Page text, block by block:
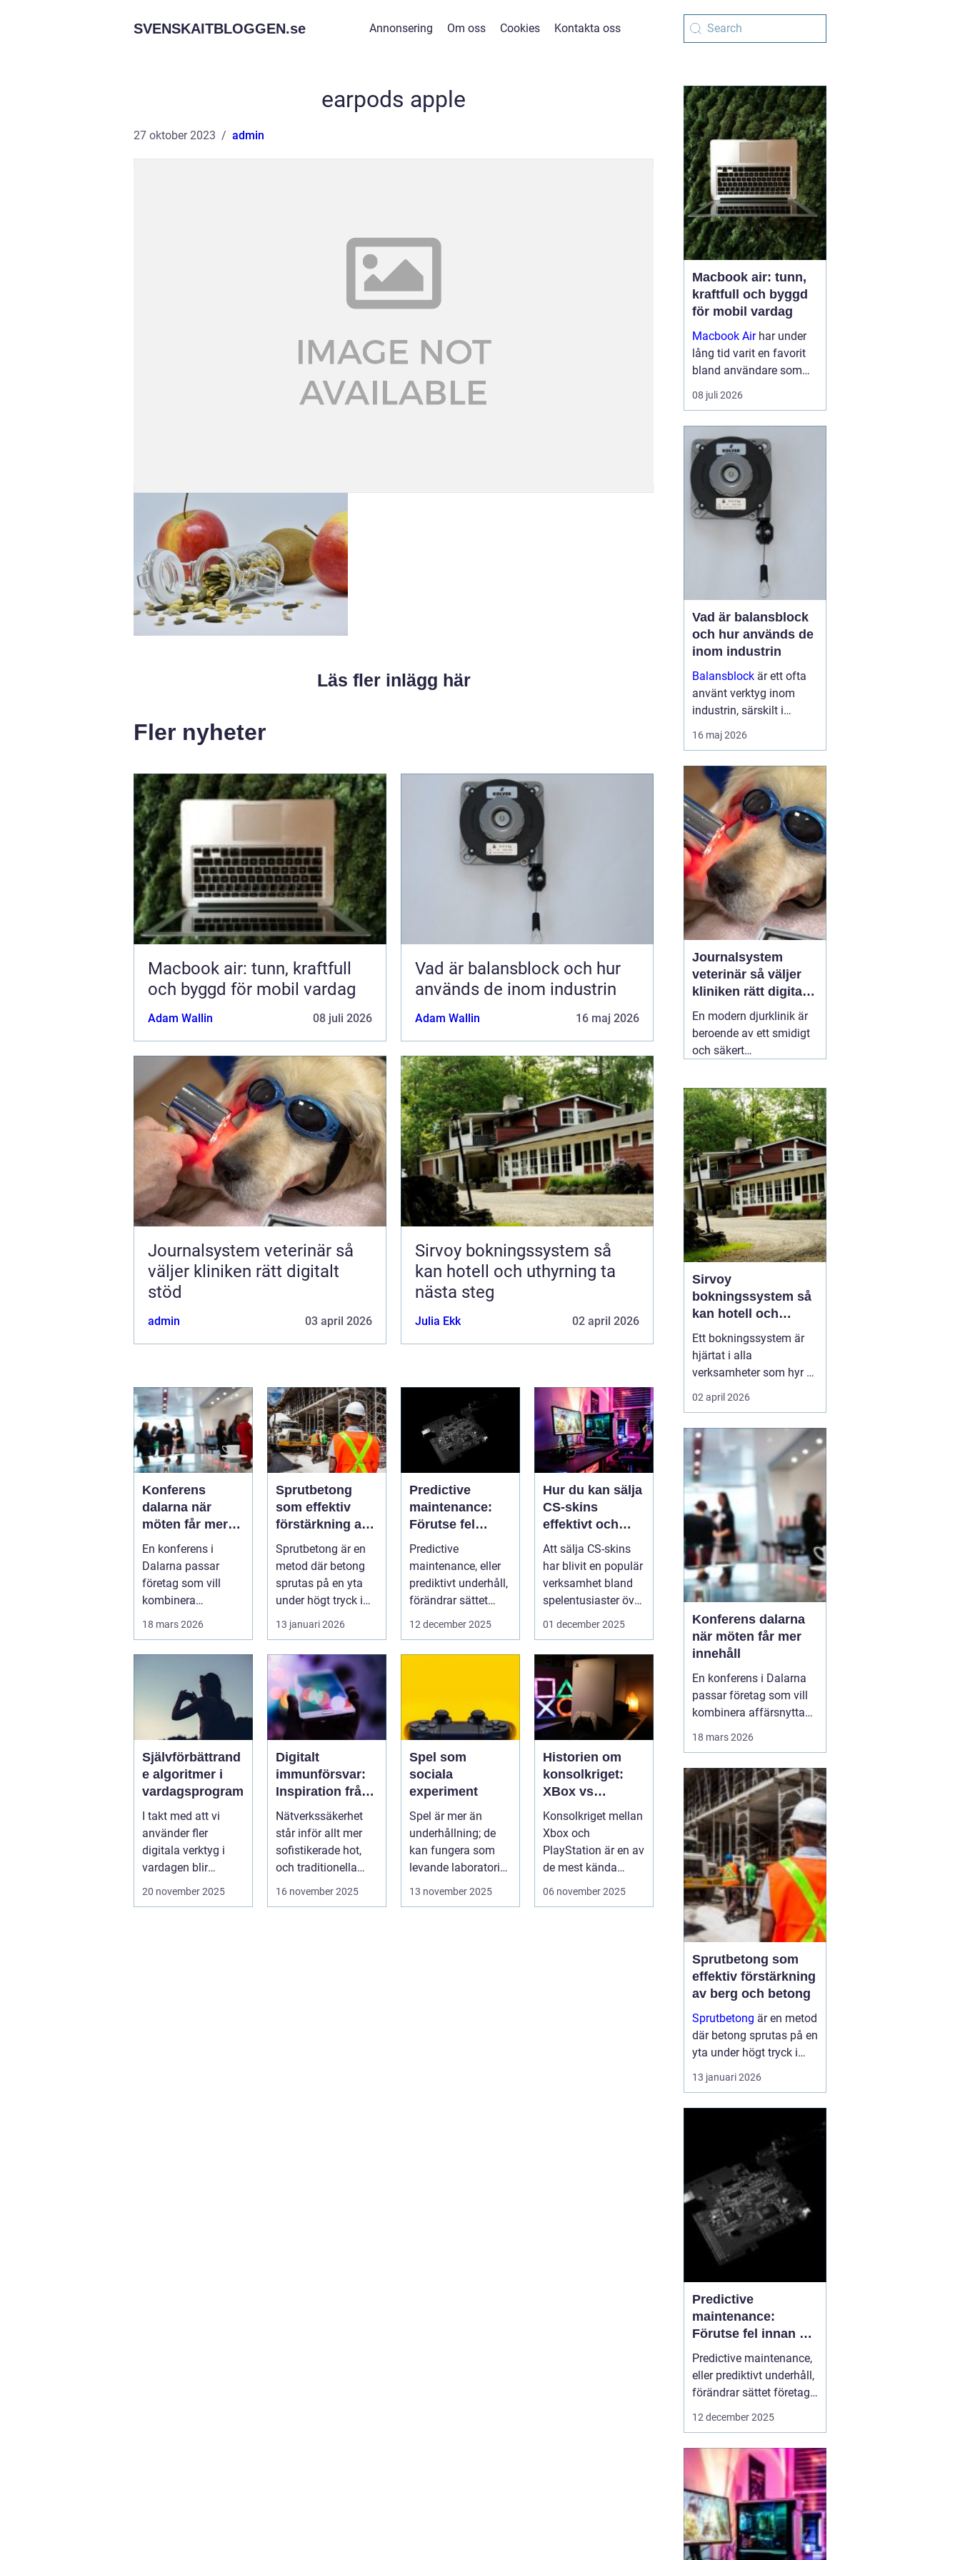
SVENSKAITBLOGGEN.se Annonsering Om oss Cookies Kontakta oss
earpods apple
27 oktober 2023 admin
Läs fler inlägg här
Fler nyheter
Macbook air: tunn, kraftfull
och byggd för mobil vardag
Adam Wallin 08 juli 2026
Vad är balansblock och hur
används de inom industrin
Adam Wallin 16 maj 2026
Journalsystem veterinär så
väljer kliniken rätt digitalt
stöd
admin 03 april 2026
Sirvoy bokningssystem så
kan hotell och uthyrning ta
nästa steg
Julia Ekk 02 april 2026
Konferens
dalarna när
möten får mer
innehåll
En konferens i
Dalarna passar
företag som vill
kombinera
lugn, fokus...
18 mars 2026
Sprutbetong
som effektiv
förstärkning av
berg och betong
Sprutbetong är en
metod där betong
sprutas på en yta
under högt tryck i
stä...
13 januari 2026
Predictive
maintenance:
Förutse fel
innan de
uppstår med
hjälp av
sensorer
Predictive
maintenance, eller
prediktivt underhåll,
förändrar sättet
föret...
12 december 2025
Hur du kan sälja
CS-skins
effektivt och
tryggt
Att sälja CS-skins
har blivit en populär
verksamhet bland
spelentusiaster över
hela v...
01 december 2025
Självförbättrand
e algoritmer i
vardagsprogram
I takt med att vi
använder fler
digitala verktyg i
vardagen blir
mjukvarans
20 november 2025
Digitalt
immunförsvar:
Inspiration från
biologiska
system för att
stärka
nätverkssäkerhe
Nätverkssäkerhet
står inför allt mer
sofistikerade hot,
och traditionella
16 november 2025
Spel som
sociala
experiment
Spel är mer än
underhållning; de
kan fungera som
levande laboratorier
för m&aum...
13 november 2025
Historien om
konsolkriget:
XBox vs
PlayStation
Konsolkriget mellan
Xbox och
PlayStation är en av
de mest kända
rivaliteterna i
06 november 2025
Macbook air: tunn,
kraftfull och byggd
för mobil vardag
Macbook Airhar under
lång tid varit en favorit
bland användare som
vill ha en lätt, smidig och
samtidigt kraftfull dator
kreativitet. Med apples
egna chip har serien
tagit...
08 juli 2026
Vad är balansblock
och hur används de
inom industrin
Balansblock är ett ofta
använt verktyg inom
industrin, särskilt i
verkstads- och
produktionsmiljöer, där
effektivisera
arbetsfl&oum...
16 maj 2026
Journalsystem
veterinär så väljer
kliniken rätt digitalt
stöd
En modern djurklinik är
beroende av ett smidigt
och säkert
fungerande digitalt flöde
blir vardagen snabbt
rörig: dubbelbokningar,
svåröverskådliga
journaler och onödigt
administrativt arbete. Ett
03 april 2026
Sirvoy
bokningssystem så
kan hotell och
uthyrning ta nästa
steg
Ett bokningssystem är
hjärtat i alla
verksamheter som hyr ut
rum, stugor eller andra
objekt. När bokningarna
mejl till webben behövs
verktyg som är lätta att
förstå, fungerar dygnet
runt och minskar risken
för dubbelbokningar...
02 april 2026
Konferens dalarna
när möten får mer
innehåll
En konferens i Dalarna
passar företag som vill
kombinera affärsnytta
landsbygd, djupa skogar,
glittrande sjöar och en
levande kulturhistoria
mitt i Sverige, på rimligt
avstånd från storst...
18 mars 2026
Sprutbetong som
effektiv förstärkning
av berg och betong
Sprutbetong är en metod
där betong sprutas på en
yta under högt tryck i
stället för att gjutas i
formar. Tekniken a...
13 januari 2026
Predictive
maintenance:
Förutse fel innan de
uppstår med hjälp
av sensorer
Predictive maintenance,
eller prediktivt underhåll,
förändrar sättet företag
hanterar maskiner och
går sönder, använder
system se...
12 december 2025